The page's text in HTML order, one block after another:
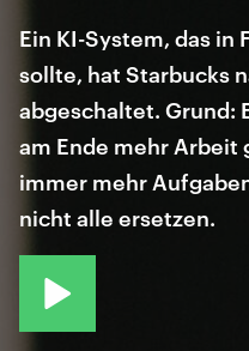
Ein KI-System, das in
sollte, hat Starbucks
abgeschaltet. Grund:
am Ende mehr
immer mehr
nicht alle ersetzen.